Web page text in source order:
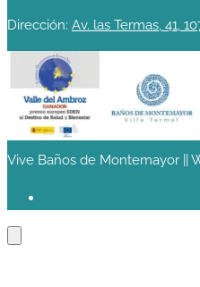
Dirección: Av. las Termas, 41,
Vive Baños de Montemayor ||